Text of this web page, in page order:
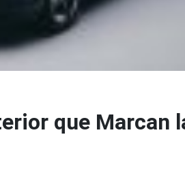
que Marcan